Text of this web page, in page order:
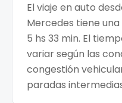
El viaje en auto
Mercedes tiene
5 hs 33 min. El
variar según las
congestión
paradas